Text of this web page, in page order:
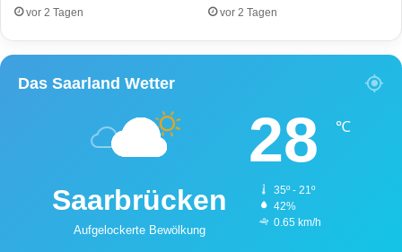
?
n vor 2 Tagen vor 2 Tagen
Das Saarland Wetter
Saarbrücken
Aufgelockerte Bewölkung
28 ℃
35º - 21º
42%
0.65 km/h